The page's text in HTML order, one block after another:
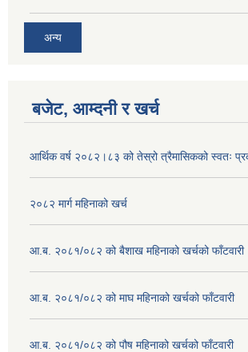
अन्य
बजेट, आम्दनी र खर्च
आर्थिक वर्ष २०८२।८३ को तेस्रो त्रैमासिकको स्वतः
२०८२ मार्ग महिनाको खर्च
आ.ब. २०८१/०८२ को बैशाख महिनाको खर्चको फाँटवारी
आ.ब. २०८१/०८२ को माघ महिनाको खर्चको फाँटवारी
आ.ब. २०८१/०८२ को पौष महिनाको खर्चको फाँटवारी